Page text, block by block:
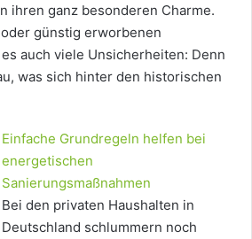
ihren ganz besonderen Charme.
günstig erworbenen
auch viele Unsicherheiten: Denn
was sich hinter den historischen
Einfache Grundregeln helfen bei
energetischen
Sanierungsmaßnahmen
Bei den privaten Haushalten in
Deutschland schlummern noch